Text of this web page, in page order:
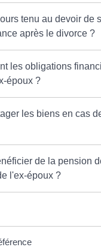
tenu au devoir de
après le divorce ?
les obligations
époux ?
les biens en cas
de la pension
l'ex-époux ?